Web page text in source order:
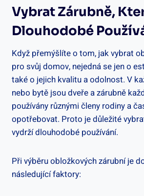
Vybrat Zárubně,
Dlouhodobé
Když přemýšlíte o tom, jak vybrat
pro svůj domov, nejedná se jen o
také o jejich kvalitu a odolnost. V
nebo bytě jsou dveře a zárubně
používány různými členy rodiny a
opotřebovat. Proto je důležité
vydrží dlouhodobé používání.
Při výběru obložkových zárubní je
následující faktory: